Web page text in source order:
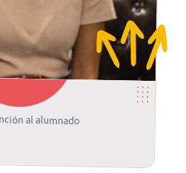
al alumnado